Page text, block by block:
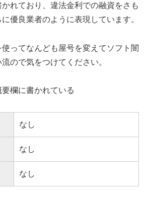
れており、違法金利での融資をさも
優良業者のように表現しています。
ってなんども屋号を変えてソフト闇
ので気をつけてください。
欄に書かれている
なし
なし
なし